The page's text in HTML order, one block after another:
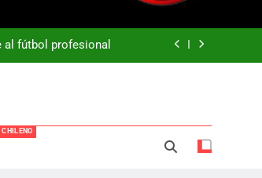
al fútbol profesional
CHILENO